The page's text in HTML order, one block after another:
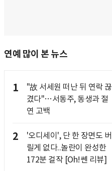
연예 많이 본 뉴스
1
"故 서세원 떠난 뒤 연락 끊
겼다"…서동주, 동생과 절
연 고백
2
'오디세이', 단 한 장면도 버
릴게 없다..놀란이 완성한
172분 걸작 [Oh!쎈 리뷰]